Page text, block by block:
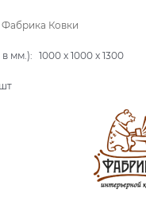
Фабрика Ковки
мм.):
1000 x1000 x1300
шт